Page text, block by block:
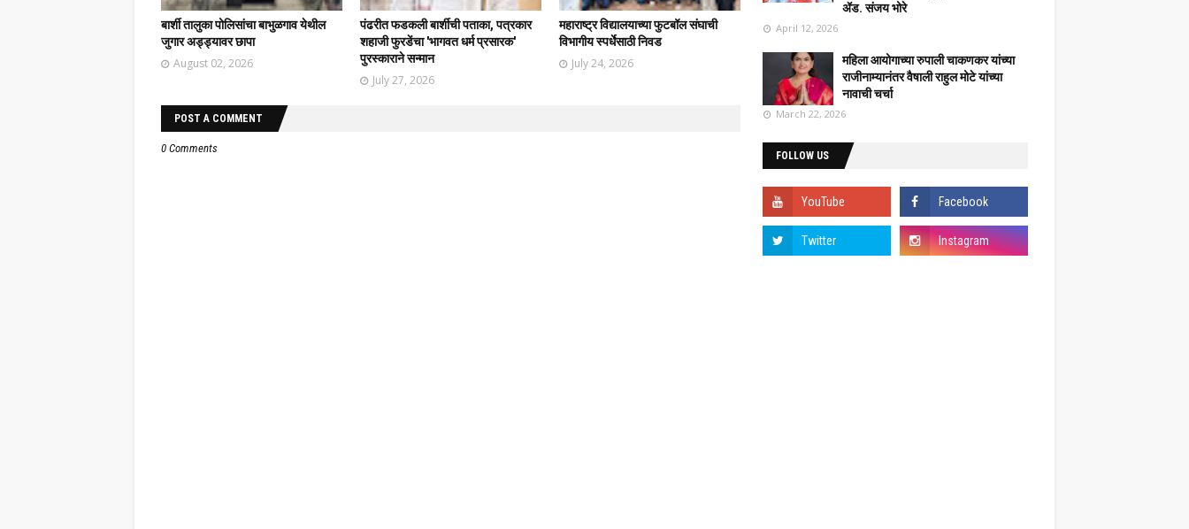
बार्शी तालुका पोलिसांचा बाभुळगाव येथील
जुगार अड्ड्यावर छापा
August 02, 2026
पंढरीत फडकली बार्शीची पताका, पत्रकार
शहाजी फुरडेंचा 'भागवत धर्म प्रसारक'
पुरस्काराने सन्मान
July 27, 2026
महाराष्ट्र विद्यालयाच्या फुटबॉल संघाची
विभागीय स्पर्धेसाठी निवड
July 24, 2026
POST A COMMENT
0 Comments
ॲड. संजय भोरे
April 12, 2026
महिला आयोगाच्या रुपाली चाकणकर यांच्या
राजीनाम्यानंतर वैषाली राहुल मोटे यांच्या
नावाची चर्चा
March 22, 2026
FOLLOW US